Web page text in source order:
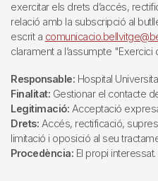
exercitar els drets d’accés,
relació amb la subscripció al
escrit a
clarament a l’assumpte "Exercici
Responsable: Hospital
Finalitat: Gestionar el contacte
Legitimació: Acceptació
Drets: Accés, rectificació,
limitació i oposició al seu
Procedència: El propi interessat.